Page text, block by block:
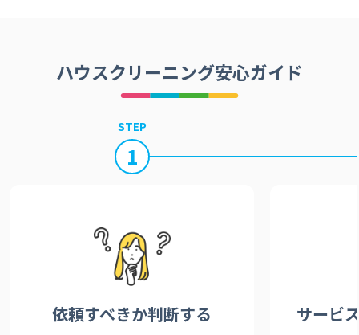
ハウスクリーニング安心ガイド
STEP
1
依頼すべきか判断する サービ